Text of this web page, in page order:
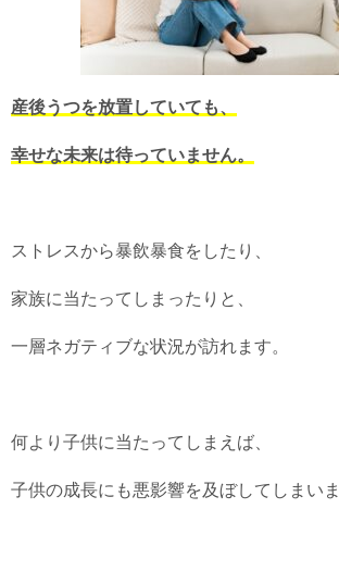
産後うつを放置していても、
幸せな未来は待っていません。
ストレスから暴飲暴食をしたり、
家族に当たってしまったりと、
一層ネガティブな状況が訪れます。
何より子供に当たってしまえば、
子供の成長にも悪影響を及ぼしてしまいま